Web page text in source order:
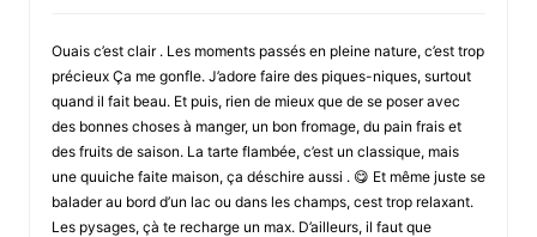
Ouais c’est clair . Les moments passés en pleine nature, c’est trop
précieux Ça me gonfle. J’adore faire des piques-niques, surtout
quand il fait beau. Et puis, rien de mieux que de se poser avec
des bonnes choses à manger, un bon fromage, du pain frais et
des fruits de saison. La tarte flambée, c’est un classique, mais
une quuiche faite maison, ça déschire aussi . 😋 Et même juste se
balader au bord d’un lac ou dans les champs, cest trop relaxant.
Les pysages, çà te recharge un max. D’ailleurs, il faut que